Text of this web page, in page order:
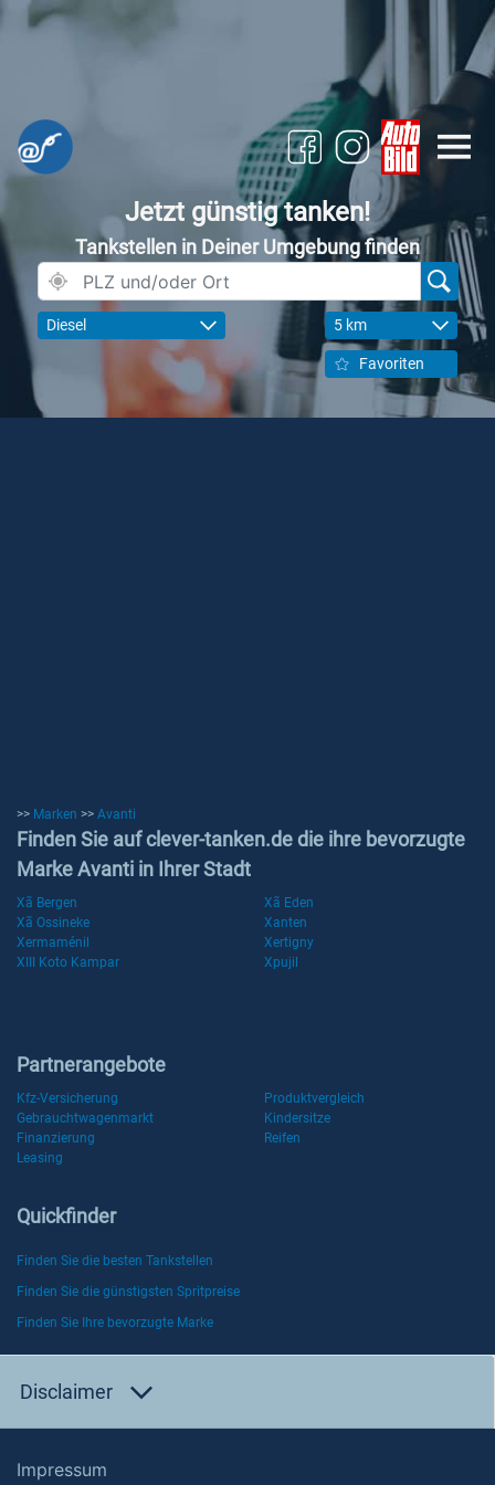
Jetzt günstig tanken!
Tankstellen in Deiner Umgebung finden
Diesel 5 km
Favoriten
>> Marken >> Avanti
Finden Sie auf clever-tanken.de die ihre bevorzugte
Marke Avanti in Ihrer Stadt
Xã Bergen
Xã Eden
Xã Ossineke
Xanten
Xermaménil
Xertigny
XIII Koto Kampar
Xpujil
Partnerangebote
Kfz-Versicherung
Produktvergleich
Gebrauchtwagenmarkt
Kindersitze
Finanzierung
Reifen
Leasing
Quickfinder
Finden Sie die besten Tankstellen
Finden Sie die günstigsten Spritpreise
Finden Sie Ihre bevorzugte Marke
Disclaimer
Impressum